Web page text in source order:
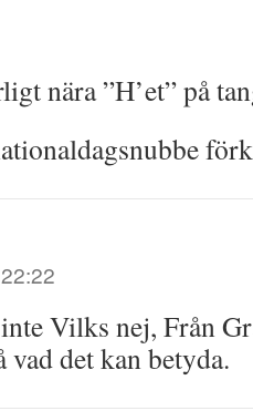
nära ”H’et” på
Vilks nej, Från
vad det kan betyda.